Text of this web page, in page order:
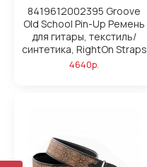
8419612002395 Groove
Old School Pin-Up Ремень
для гитары, текстиль/
синтетика, RightOn Straps
4640р.